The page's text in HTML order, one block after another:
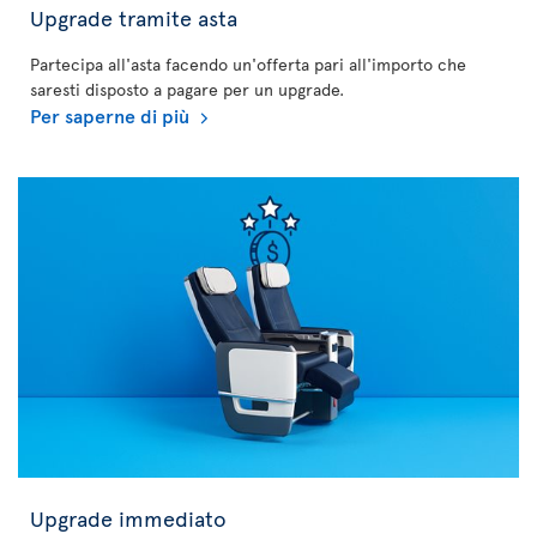
Upgrade tramite asta
Partecipa all'asta facendo un'offerta pari all'importo che
saresti disposto a pagare per un upgrade.
Per saperne di più
Upgrade immediato